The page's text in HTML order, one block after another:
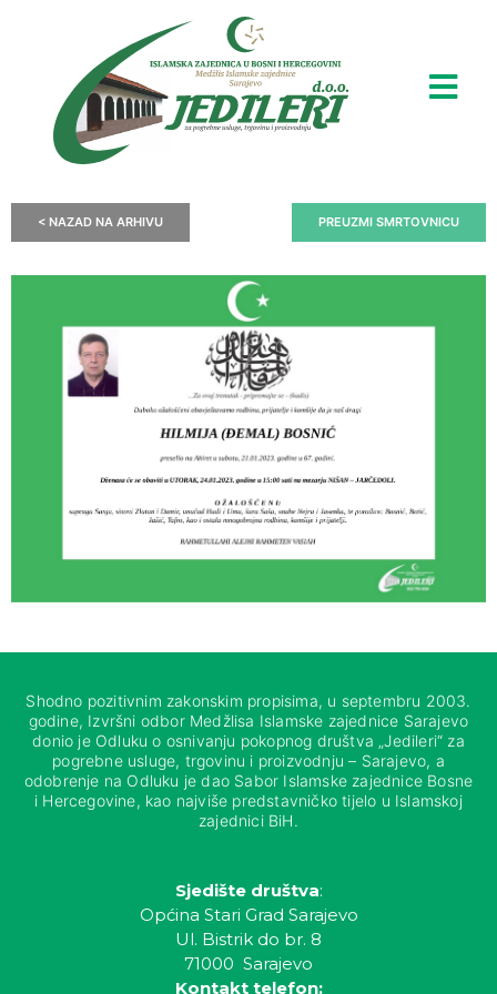
< NAZAD NA ARHIVU PREUZMI SMRTOVNICU
Shodno pozitivnim zakonskim propisima, u septembru 2003.
godine, Izvršni odbor Medžlisa Islamske zajednice Sarajevo
donio je Odluku o osnivanju pokopnog društva „Jedileri“ za
pogrebne usluge, trgovinu i proizvodnju – Sarajevo, a
odobrenje na Odluku je dao Sabor Islamske zajednice Bosne
i Hercegovine, kao najviše predstavničko tijelo u Islamskoj
zajednici BiH.
Sjedište društva:
Općina Stari Grad Sarajevo
Ul. Bistrik do br. 8
71000 Sarajevo
Kontakt telefon: